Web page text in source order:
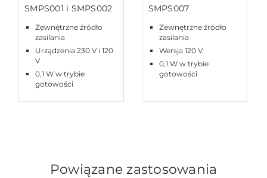
SMPS001 i SMPS002
Zewnętrzne źródło
zasilania
Urządzenia 230 V i 120
V
0,1 W w trybie
gotowości
SMPS007
Zewnętrzne źródło
zasilania
Wersja 120 V
0,1 W w trybie
gotowości
Powiązane zastosowania